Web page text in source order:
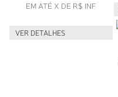
EM ATÉ X DE R$ INF
VER DETALHES